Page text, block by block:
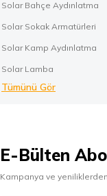
Solar Bahçe Aydınlatma
Solar Sokak Armatürleri
Solar Kamp Aydınlatma
Solar Lamba
Tümünü Gör
E-Bülten
Kampanya ve